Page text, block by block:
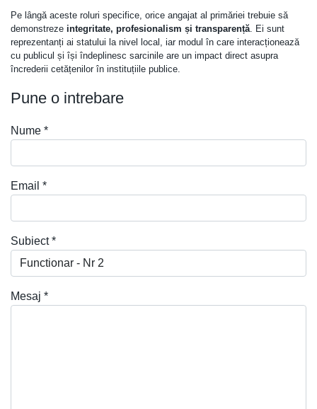
Pe lângă aceste roluri specifice, orice angajat al primăriei trebuie să
demonstreze integritate, profesionalism și transparență. Ei sunt
reprezentanți ai statului la nivel local, iar modul în care interacționează
cu publicul și își îndeplinesc sarcinile are un impact direct asupra
încrederii cetățenilor în instituțiile publice.
Pune o intrebare
Nume *
Email *
Subiect*
Mesaj *